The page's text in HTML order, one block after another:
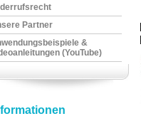
Partner
&
(YouTube)